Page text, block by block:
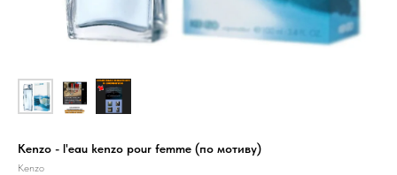
Kenzo - l'eau kenzo pour femme (по мотиву)
Kenzo